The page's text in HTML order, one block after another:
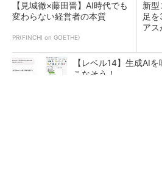
【見城徹×藤田晋】AI時代でも
変わらない経営者の本質
PR(FINCHI on GOETHE)
新型
足
アス
【レベル14】生成AI
こなそう！